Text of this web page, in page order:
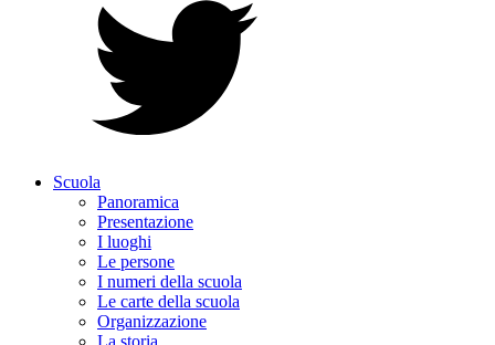
Scuola
Panoramica
Presentazione
I luoghi
Le persone
I numeri della scuola
Le carte della scuola
Organizzazione
La storia